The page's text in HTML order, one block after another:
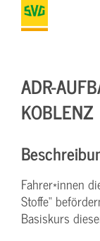
ADR-
KOBLENZ
Fahrer*innen
Stoffe“
Basiskurs